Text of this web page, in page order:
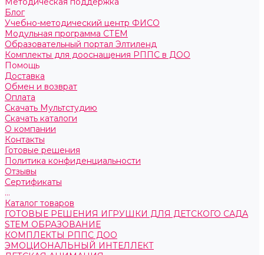
Блог
Учебно-методический центр ФИСО
Модульная программа СТЕМ
Образовательный портал Элтиленд
Комплекты для дооснащения РППС в ДОО
Помощь
Доставка
Обмен и возврат
Оплата
Скачать Мультстудию
Скачать каталоги
О компании
Контакты
Готовые решения
Политика конфиденциальности
Отзывы
Сертификаты
...
Каталог товаров
ГОТОВЫЕ РЕШЕНИЯ ИГРУШКИ ДЛЯ ДЕТСКОГО САДА
STEM ОБРАЗОВАНИЕ
КОМПЛЕКТЫ РППС ДОО
ЭМОЦИОНАЛЬНЫЙ ИНТЕЛЛЕКТ